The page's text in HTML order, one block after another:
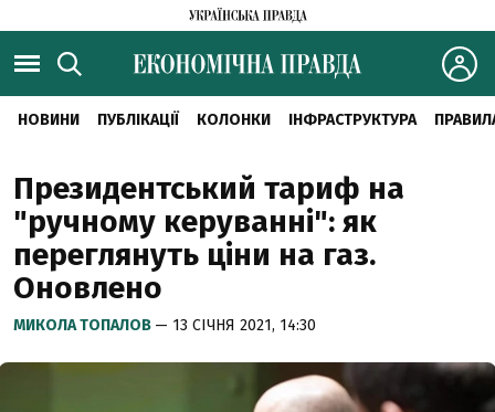
НОВИНИ ПУБЛІКАЦІЇ КОЛОНКИ ІНФРАСТРУКТУРА
Президентський тариф на
"ручному керуванні": як
переглянуть ціни на газ.
Оновлено
МИКОЛА ТОПАЛОВ — 13 СІЧНЯ 2021, 14:30